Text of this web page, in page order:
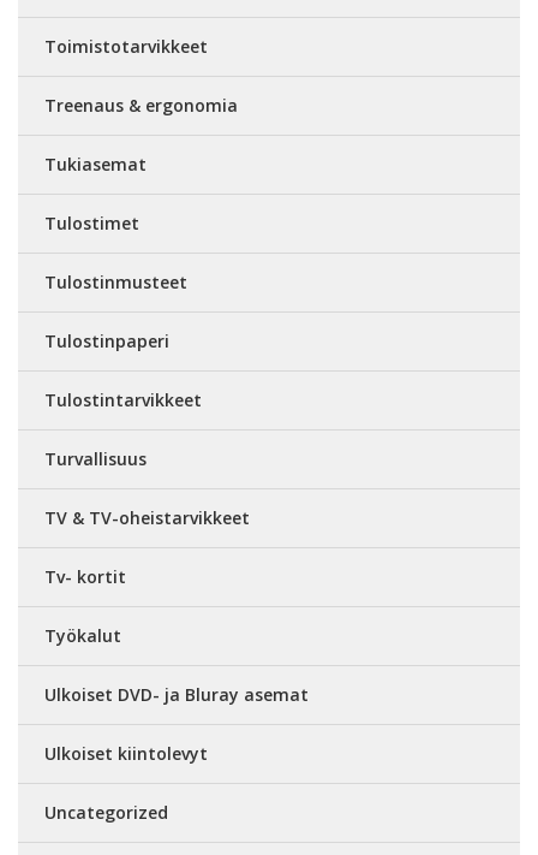
Toimistotarvikkeet
Treenaus & ergonomia
Tukiasemat
Tulostimet
Tulostinmusteet
Tulostinpaperi
Tulostintarvikkeet
Turvallisuus
TV & TV-oheistarvikkeet
Tv- kortit
Työkalut
Ulkoiset DVD- ja Bluray asemat
Ulkoiset kiintolevyt
Uncategorized